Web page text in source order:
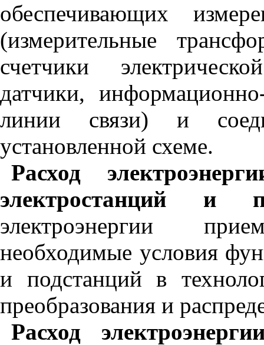
обеспечивающих
(измерительные
счетчики
датчики,
линии связи) и
установленной схеме.
Расход
электростанций и
электроэнергии
необходимые условия
и подстанций в
преобразования и
Расход